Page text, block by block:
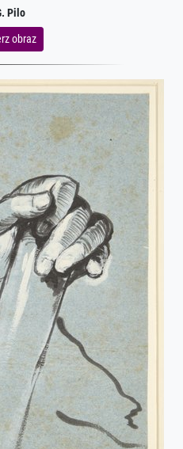
Pilo
obraz